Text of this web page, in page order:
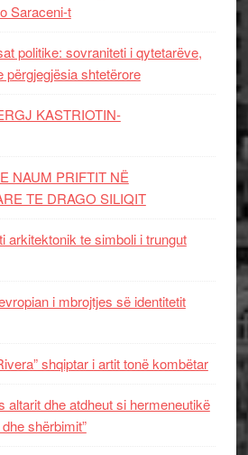
Saraceni-t
politike: sovraniteti i qytetarëve,
përgjegjësia shtetërore
KASTRIOTIN-
NAUM PRIFTIT NË
TE DRAGO SILIQIT
arkitektonik te simboli i trungut
i mbrojtjes së identitetit
shqiptar i artit tonë kombëtar
altarit dhe atdheut si hermeneutikë
shërbimit”